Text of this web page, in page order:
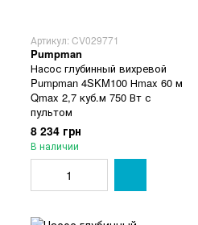
Артикул: CV029771
Pumpman
Насос глубинный вихревой
Pumpman 4SKM100 Нmax 60 м
Qmax 2,7 куб.м 750 Вт с
пультом
8 234 грн
В наличии